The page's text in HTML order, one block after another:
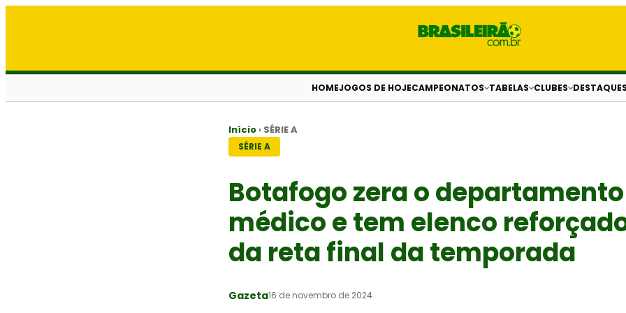
HOMEJOGOS DE HOJECAMPEONATOS TABELAS CLUBES DESTAQUES
Início › SÉRIE A
SÉRIE A
Botafogo zera o departamento
médico e tem elenco
da reta final da temporada
Gazeta16 de novembro de 2024